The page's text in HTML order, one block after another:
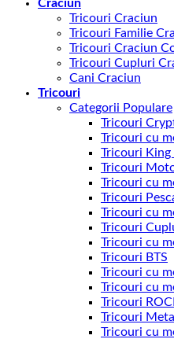
Craciun
Tricouri Craciun
Tricouri Familie
Tricouri Craciun
Tricouri Cupluri
Cani Craciun
Tricouri
Categorii Populare
Tricouri
Tricouri cu
Tricouri King
Tricouri
Tricouri cu
Tricouri
Tricouri cu
Tricouri
Tricouri cu
Tricouri BTS
Tricouri cu
Tricouri cu
Tricouri
Tricouri
Tricouri cu